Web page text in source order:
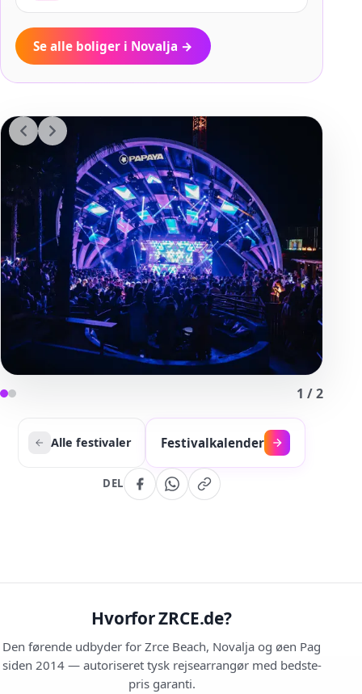
Se alle boliger i Novalja →
1 /2
Alle festivaler Festivalkalender
DEL
Hvorfor ZRCE.de?
Den førende udbyder for Zrce Beach, Novalja og øen Pag
siden 2014 — autoriseret tysk rejsearrangør med bedste-
pris garanti.